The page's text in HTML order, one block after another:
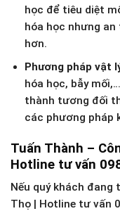
học để tiêu diệt
hóa học nhưng
hơn.
Phương pháp vật
hóa học, bẫy
thành tương đối
các phương pháp
Tuấn Thành –
Hotline tư vấn
Nếu quý khách
Thọ | Hotline tư vấn